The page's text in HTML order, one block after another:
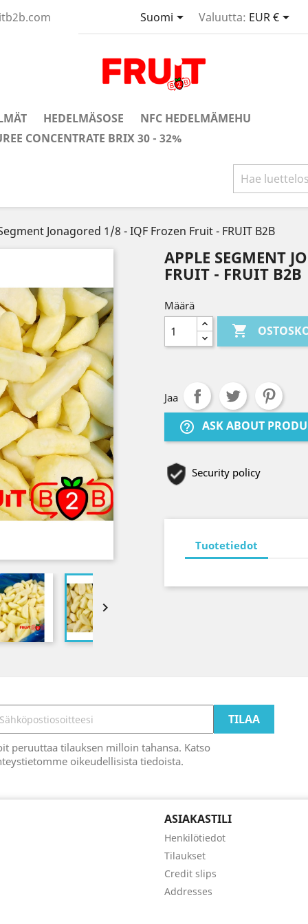
Suomi Valuutta: EUR €
HEDELMÄSOSE
NFC HEDELMÄMEHU
CONCENTRATE BRIX 30 - 32%
Jonagored 1/8 - IQF Frozen Fruit - FRUIT B2B

APPLE SEGMENT
FRUIT - FRUIT B2B
Määrä

Jaa
help_outline ASK ABOUT
Security policy
Tuotetiedot
peruuttaa tilauksen milloin tahansa. Katso
oikeudellisista tiedoista.
ASIAKASTILI
Henkilötiedot
Tilaukset
Credit slips
Addresses